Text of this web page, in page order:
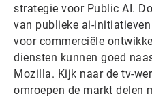
strategie voor Public AI.
van publieke ai-
voor commerciële
diensten kunnen goed
Mozilla. Kijk naar de tv-
omroepen de markt delen